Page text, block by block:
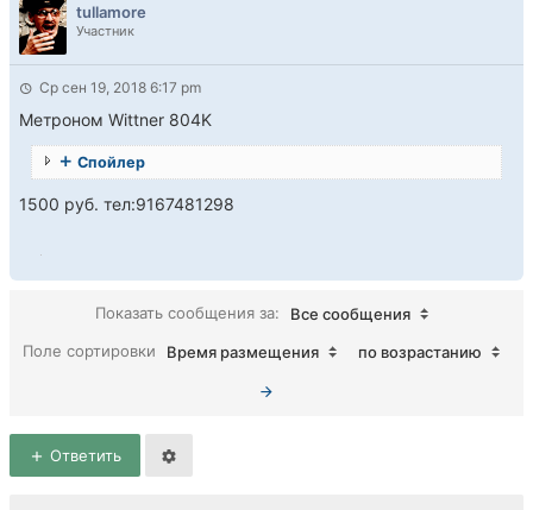
tullamore
Участник
Ср сен 19, 2018 6:17 pm
Mетроном Wittner 804K
Спойлер
1500 руб. тел:9167481298
Показать сообщения за:
Все сообщения
Поле сортировки
Время размещения по возрастанию
Ответить